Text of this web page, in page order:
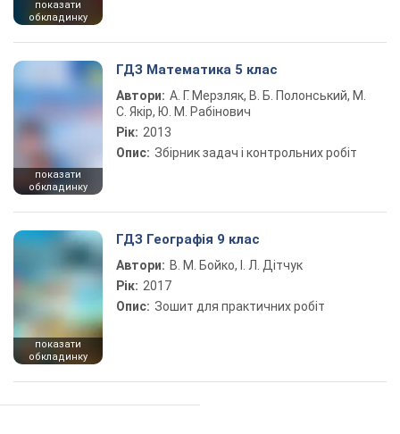
показати
обкладинку
показати
обкладинку
ГДЗ Математика 5 клас
Автори: А. Г. Мерзляк, В. Б. Полонський, М.
С. Якір, Ю. М. Рабінович
Рік: 2013
Опис: Збірник задач і контрольних робіт
показати
обкладинку
ГДЗ Географія 9 клас
Автори: В. М. Бойко, І. Л. Дітчук
Рік: 2017
Опис: Зошит для практичних робіт